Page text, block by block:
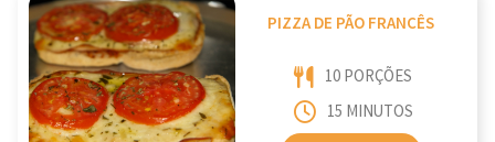
PIZZA DE PÃO FRANCÊS
10 PORÇÕES
15 MINUTOS